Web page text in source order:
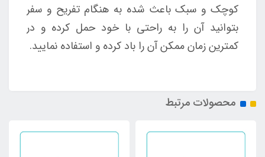
کوچک و سبک باعث شده به هنگام تفریح و سفر
بتوانید آن را به راحتی با خود حمل کرده و در
کمترین زمان ممکن آن را باد کرده و استفاده نمایید.
محصولات مرتبط